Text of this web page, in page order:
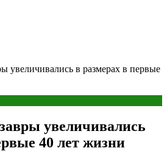
увеличивались в размерах в первые
увеличивались
40 лет жизни